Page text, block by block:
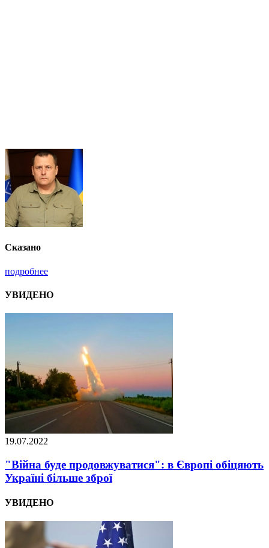
Сказано
подробнее
УВИДЕНО
19.07.2022
"Війна буде продовжуватися": в Європі обіцяють
Україні більше зброї
УВИДЕНО